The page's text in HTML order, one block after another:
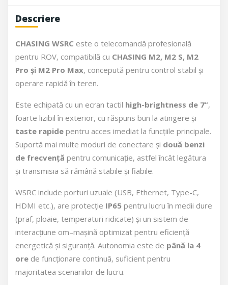
Descriere
CHASING WSRC este o telecomandă profesională
pentru ROV, compatibilă cu CHASING M2, M2 S, M2
Pro și M2 Pro Max, concepută pentru control stabil și
operare rapidă în teren.
Este echipată cu un ecran tactil high-brightness de 7”,
foarte lizibil în exterior, cu răspuns bun la atingere și
taste rapide pentru acces imediat la funcțiile principale.
Suportă mai multe moduri de conectare și două benzi
de frecvență pentru comunicație, astfel încât legătura
și transmisia să rămână stabile și fiabile.
WSRC include porturi uzuale (USB, Ethernet, Type-C,
HDMI etc.), are protecție IP65 pentru lucru în medii dure
(praf, ploaie, temperaturi ridicate) și un sistem de
interacțiune om–mașină optimizat pentru eficiență
energetică și siguranță. Autonomia este de până la 4
ore de funcționare continuă, suficient pentru
majoritatea scenariilor de lucru.